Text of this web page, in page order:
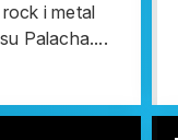
i metal
Palacha....